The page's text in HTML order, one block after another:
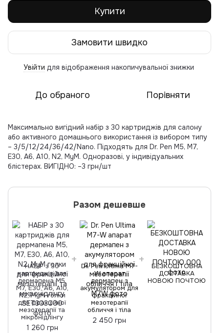
Купити
Замовити швидко
Увійти для відображення накопичувальної знижки
До обраного Порівняти
Максимально вигідний набір з 30 картриджів для салону
або активного домашнього використання із вибором типу
– 3/5/12/24/36/42/Nano. Підходять для Dr. Pen M5, M7,
E30, A6, A10, N2, MyM. Одноразові, у індивідуальних
блістерах. ВИГІДНО: –3 грн/шт
Разом дешевше
НАБІР з 30
картриджів для
дермапена M5,
M7, E30, A6, A10,
N2, MyM голки
для фракційної
мезотерапії та
мікронідлінгу
1 260 грн
Dr. Pen Ultima M7-
W апарат
дермапен з
акумулятором для
фракційної
мезотерапії
обличчя і тіла
2 450 грн
БЕЗКОШТОВНА
ДОСТАВКА
НОВОЮ ПОЧТОЮ